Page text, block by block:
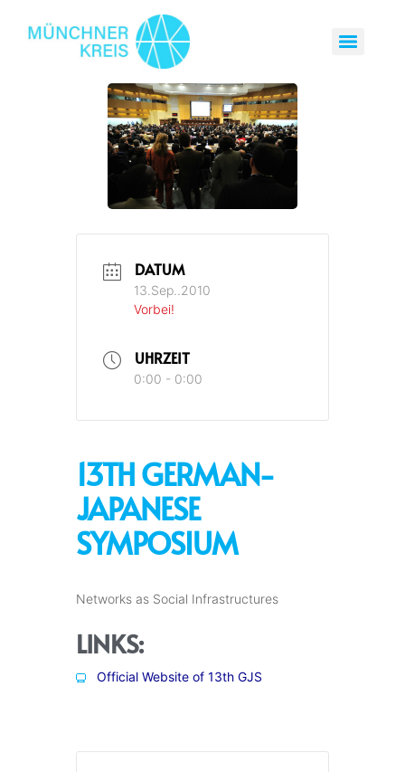
DATUM
13.Sep..2010
Vorbei!
UHRZEIT
0:00 - 0:00
13TH GERMAN-
JAPANESE
SYMPOSIUM
Networks as Social Infrastructures
LINKS:
Official Website of 13th GJS